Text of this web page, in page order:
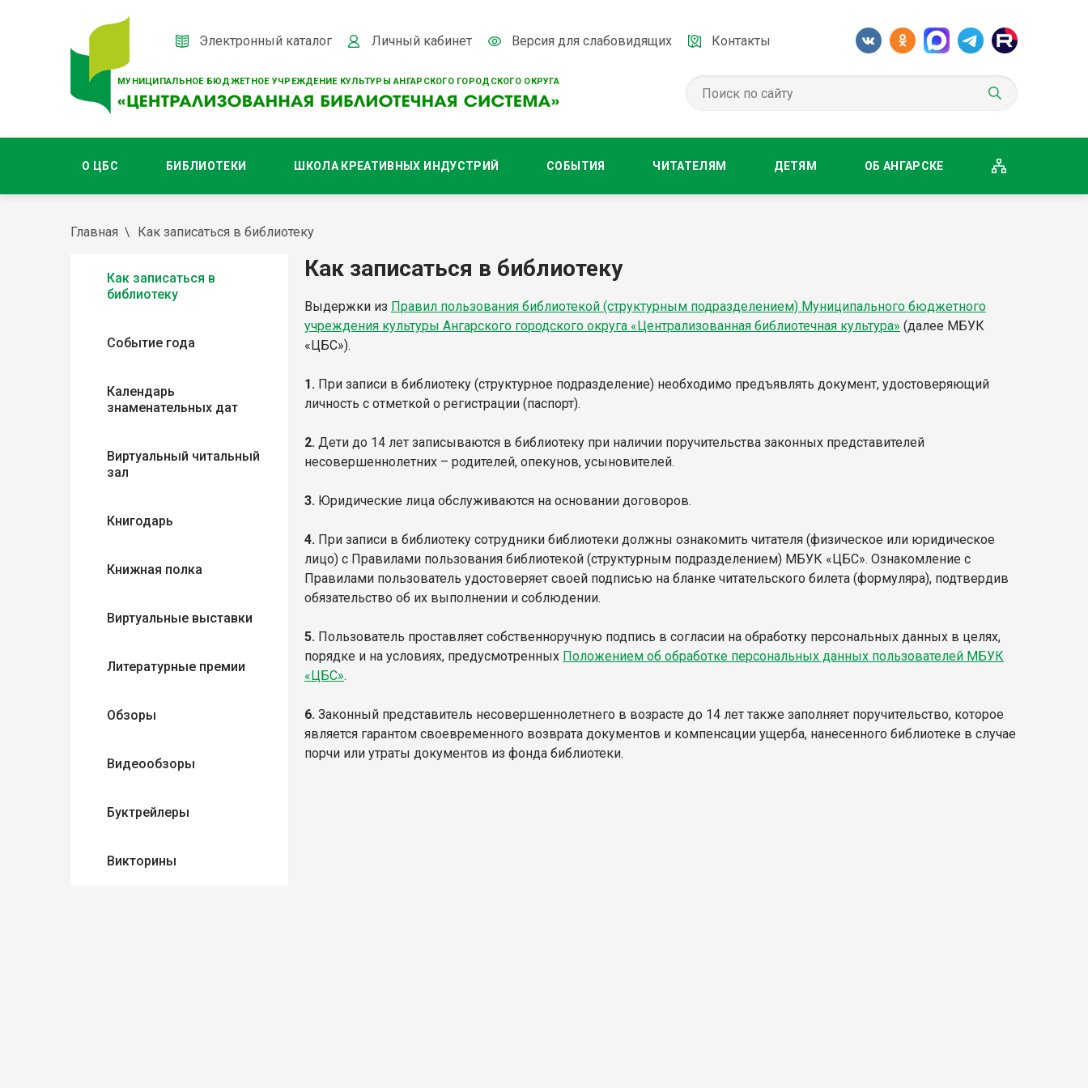
МУНИЦИПАЛЬНОЕ БЮДЖЕТНОЕ УЧРЕЖДЕНИЕ КУЛЬТУРЫ АНГАРСКОГО ГОРОДСКОГО ОКРУГА
Электронный каталог Личный кабинет Версия для слабовидящих Контакты
О ЦБС БИБЛИОТЕКИ ШКОЛА КРЕАТИВНЫХ ИНДУСТРИЙ СОБЫТИЯ ЧИТАТЕЛЯМ ДЕТЯМ ОБ АНГАРСКЕ
Главная Как записаться в библиотеку
Как записаться в
библиотеку
Событие года
Календарь
знаменательных дат
Виртуальный читальный
зал
Книгодарь
Книжная полка
Виртуальные выставки
Литературные премии
Обзоры
Видеообзоры
Буктрейлеры
Викторины
Как записаться в библиотеку
Выдержки из Правил пользования библиотекой (структурным подразделением) Муниципального бюджетного
учреждения культуры Ангарского городского округа «Централизованная библиотечная культура» (далее МБУК
«ЦБС»).
1. При записи в библиотеку (структурное подразделение) необходимо предъявлять документ, удостоверяющий
личность с отметкой о регистрации (паспорт).
2. Дети до 14 лет записываются в библиотеку при наличии поручительства законных представителей
несовершеннолетних – родителей, опекунов, усыновителей.
3. Юридические лица обслуживаются на основании договоров.
4. При записи в библиотеку сотрудники библиотеки должны ознакомить читателя (физическое или юридическое
лицо) с Правилами пользования библиотекой (структурным подразделением) МБУК «ЦБС». Ознакомление с
Правилами пользователь удостоверяет своей подписью на бланке читательского билета (формуляра), подтвердив
обязательство об их выполнении и соблюдении.
5. Пользователь проставляет собственноручную подпись в согласии на обработку персональных данных в целях,
порядке и на условиях, предусмотренных Положением об обработке персональных данных пользователей МБУК
«ЦБС».
6. Законный представитель несовершеннолетнего в возрасте до 14 лет также заполняет поручительство, которое
является гарантом своевременного возврата документов и компенсации ущерба, нанесенного библиотеке в случае
порчи или утраты документов из фонда библиотеки.